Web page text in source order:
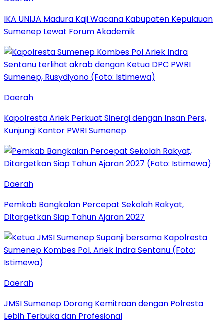
IKA UNIJA Madura Kaji Wacana Kabupaten Kepulauan
Sumenep Lewat Forum Akademik
Daerah
Kapolresta Ariek Perkuat Sinergi dengan Insan Pers,
Kunjungi Kantor PWRI Sumenep
Daerah
Pemkab Bangkalan Percepat Sekolah Rakyat,
Ditargetkan Siap Tahun Ajaran 2027
Daerah
JMSI Sumenep Dorong Kemitraan dengan Polresta
Lebih Terbuka dan Profesional